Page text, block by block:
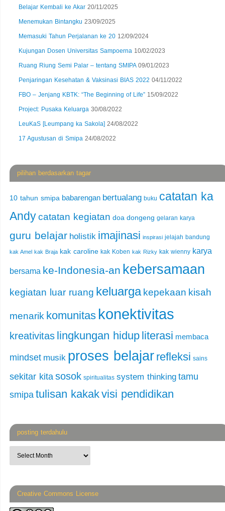
Belajar Kembali ke Akar 20/11/2025
Menemukan Bintangku 23/09/2025
Memasuki Tahun Perjalanan ke 20 12/09/2024
Kujungan Dosen Universitas Sampoerna 10/02/2023
Ruang Riung Semi Palar – tentang SMIPA 09/01/2023
Penjaringan Kesehatan & Vaksinasi BIAS 2022 04/11/2022
FBO – Jenjang KBTK: “The Beginning of Life” 15/09/2022
Project: Pusaka Keluarga 30/08/2022
LeuKaS [Leumpang ka Sakola] 24/08/2022
17 Agustusan di Smipa 24/08/2022
pilihan berdasarkan tagar
10 tahun smipa babarengan bertualang buku catatan ka
Andycatatan kegiatan doa dongeng gelaran karya
guru belajar holistik imajinasi inspirasi jelajah bandung
kak Amel kak Braja kak caroline kak Koben kak Rizky kak wienny karya
bersama ke-Indonesia-an kebersamaan
kegiatan luar ruang keluarga kepekaan kisah
menarik komunitas konektivitas
kreativitas lingkungan hidup literasi membaca
mindset musik proses belajar refleksi sains
sekitar kitasosok spiritualitas system thinking tamu
smipa tulisan kakakvisi pendidikan
posting terdahulu
Creative Commons License